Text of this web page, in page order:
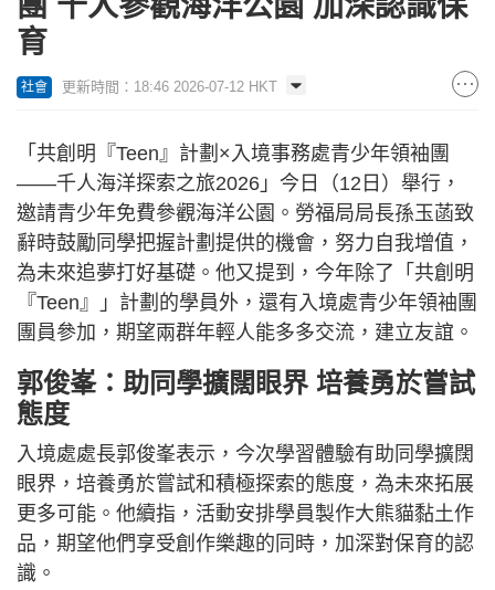
育
社會 更新時間：18:46 2026-07-12 HKT
「共創明『Teen』計劃×入境事務處青少年領袖團
——千人海洋探索之旅2026」今日（12日）舉行，
邀請青少年免費參觀海洋公園。勞福局局長孫玉菡致
辭時鼓勵同學把握計劃提供的機會，努力自我增值，
為未來追夢打好基礎。他又提到，今年除了「共創明
『Teen』」計劃的學員外，還有入境處青少年領袖團
團員參加，期望兩群年輕人能多多交流，建立友誼。
郭俊峯：助同學擴闊眼界 培養勇於嘗試
態度
入境處處長郭俊峯表示，今次學習體驗有助同學擴闊
眼界，培養勇於嘗試和積極探索的態度，為未來拓展
更多可能。他續指，活動安排學員製作大熊貓黏土作
品，期望他們享受創作樂趣的同時，加深對保育的認
識。